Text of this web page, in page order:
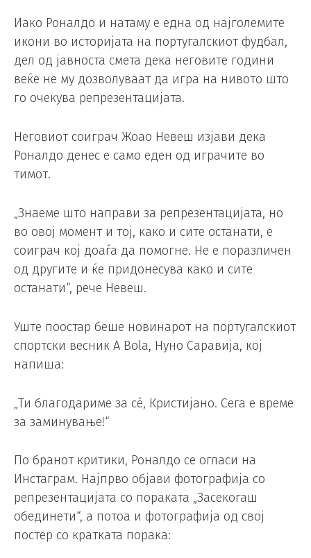
Иако Роналдо и натаму е една од најголемите
икони во историјата на португалскиот фудбал,
дел од јавноста смета дека неговите години
веќе не му дозволуваат да игра на нивото што
го очекува репрезентацијата.
Неговиот соиграч Жоао Невеш изјави дека
Роналдо денес е само еден од играчите во
тимот.
„Знаеме што направи за репрезентацијата, но
во овој момент и тој, како и сите останати, е
соиграч кој доаѓа да помогне. Не е поразличен
од другите и ќе придонесува како и сите
останати“, рече Невеш.
Уште поостар беше новинарот на португалскиот
спортски весник A Bola, Нуно Саравија, кој
напиша:
„Ти благодариме за сè, Кристијано. Сега е време
за заминување!“
По бранот критики, Роналдо се огласи на
Инстаграм. Најпрво објави фотографија со
репрезентацијата со пораката „Засекогаш
обединети“, а потоа и фотографија од свој
постер со кратката порака: